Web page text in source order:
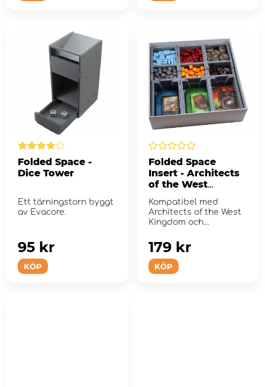
Folded Space -
Dice Tower
Ett tärningstorn byggt
av Evacore.
KÖP
95 kr
Folded Space
Insert - Architects
of the West
Kingdom +
Expansion
Kompatibel med
Architects of the West
Kingdom och
Artisans.
KÖP
179 kr